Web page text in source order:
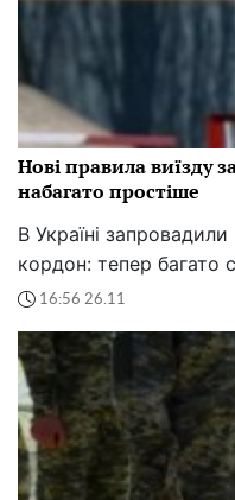
Нові правила виїзду
набагато простіше
В Україні
кордон: тепер багато
16:56 26.11